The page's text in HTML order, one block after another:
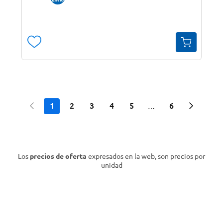
1 2 3 4 5 … 6
Los precios de oferta expresados en la web, son precios por
unidad